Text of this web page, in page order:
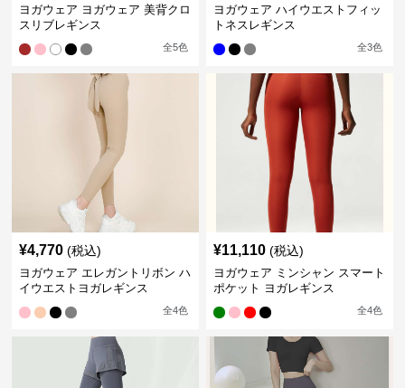
ヨガウェア ヨガウェア 美背クロ
スリブレギンス
全5色
ヨガウェア ハイウエストフィッ
トネスレギンス
全3色
¥4,770 (税込)
ヨガウェア エレガントリボン ハ
イウエストヨガレギンス
全4色
¥11,110 (税込)
ヨガウェア ミンシャン スマート
ポケット ヨガレギンス
全4色